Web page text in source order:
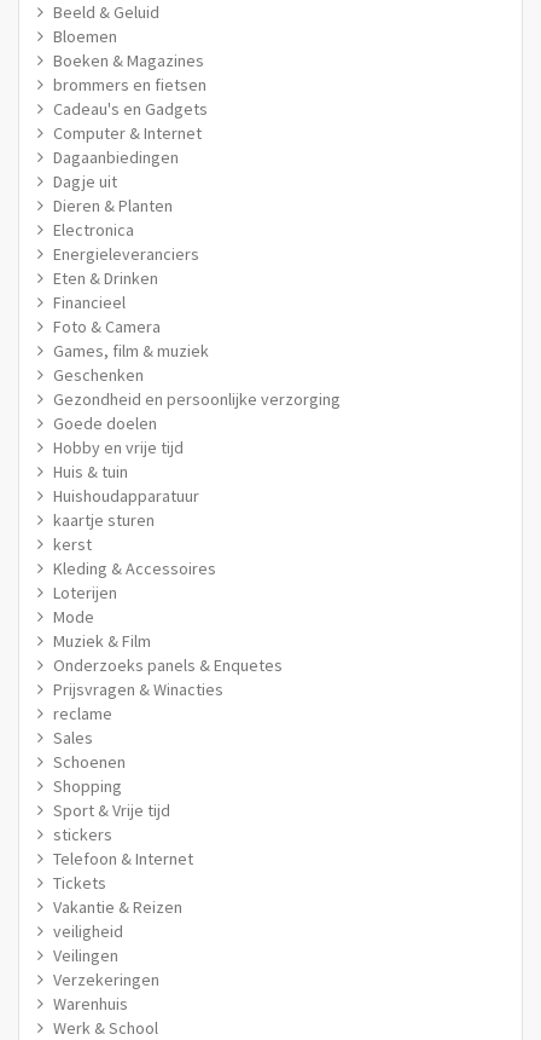
Beeld & Geluid
Bloemen
Boeken & Magazines
brommers en fietsen
Cadeau's en Gadgets
Computer & Internet
Dagaanbiedingen
Dagje uit
Dieren & Planten
Electronica
Energieleveranciers
Eten & Drinken
Financieel
Foto & Camera
Games, film & muziek
Geschenken
Gezondheid en persoonlijke verzorging
Goede doelen
Hobby en vrije tijd
Huis & tuin
Huishoudapparatuur
kaartje sturen
kerst
Kleding & Accessoires
Loterijen
Mode
Muziek & Film
Onderzoeks panels & Enquetes
Prijsvragen & Winacties
reclame
Sales
Schoenen
Shopping
Sport & Vrije tijd
stickers
Telefoon & Internet
Tickets
Vakantie & Reizen
veiligheid
Veilingen
Verzekeringen
Warenhuis
Werk & School